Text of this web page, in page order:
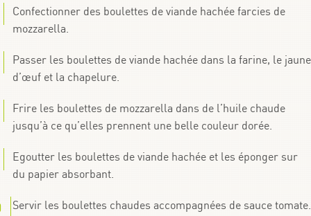
Confectionner des boulettes de viande hachée farcies de
mozzarella.
Passer les boulettes de viande hachée dans la farine, le jaune
d’œuf et la chapelure.
Frire les boulettes de mozzarella dans de l’huile chaude
jusqu’à ce qu’elles prennent une belle couleur dorée.
Egoutter les boulettes de viande hachée et les éponger sur
du papier absorbant.
Servir les boulettes chaudes accompagnées de sauce tomate.